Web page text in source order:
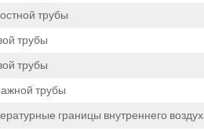
трубы
трубы
трубы
трубы
границы внутреннего